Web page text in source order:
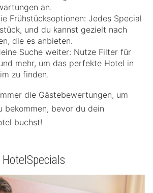
an.
Frühstücksoptionen: Jedes Special
und du kannst gezielt nach
die es anbieten.
Suche weiter: Nutze Filter für
mehr, um das perfekte Hotel in
zu finden.
die Gästebewertungen, um
bekommen, bevor du dein
buchst!